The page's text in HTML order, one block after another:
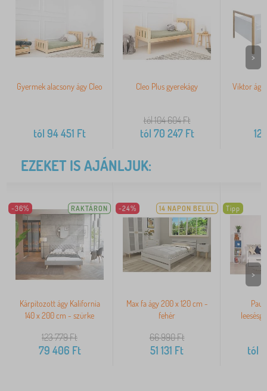
Gyermek alacsony ágy Cleo
tól 94 451 Ft
Cleo Plus gyerekágy
tól 104 604Ft
tól 70 247Ft
Viktor ágy
>
EZEKET IS AJÁNLJUK:
-36% RAKTÁRON
Kárpitozott ágy Kalifornia
140 x 200 cm - szürke
123 779Ft
79 406 Ft
-24% 14 NAPON BELÜL
Max fa ágy 200 x 120 cm -
fehér
66 990Ft
51 131 Ft
Tipp
Paul
tól
>